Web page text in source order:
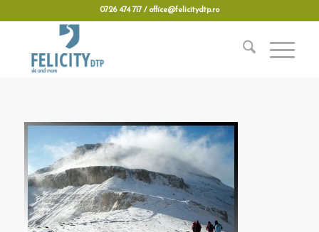
0726 474 717 / office@felicitydtp.ro